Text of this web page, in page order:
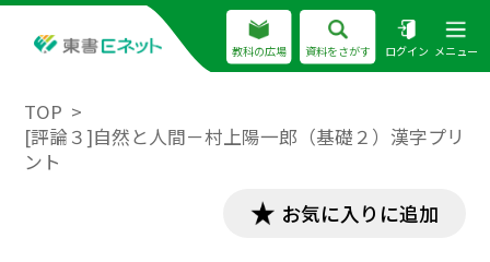
教科の広場 資料をさがす ログイン メニュー
TOP
[評論３]自然と人間－村上陽一郎（基礎２）漢字プリ
ント
お気に入りに追加